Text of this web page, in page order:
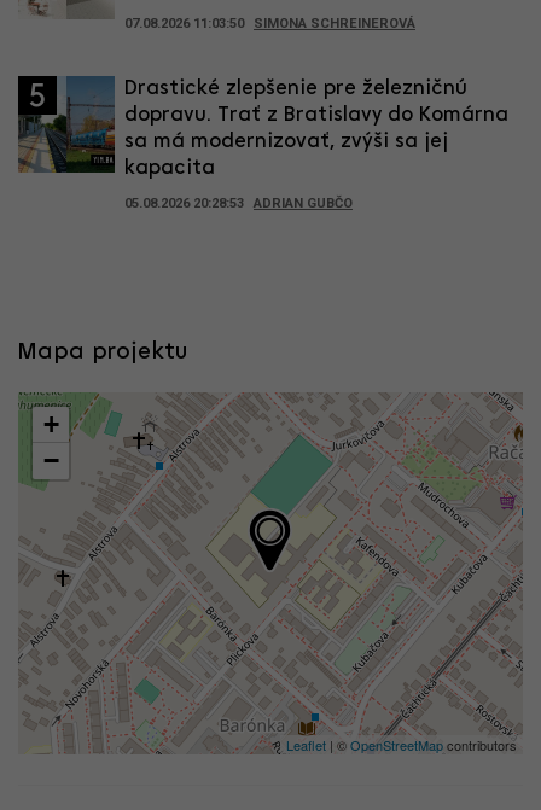
07.08.2026 11:03:50 SIMONA SCHREINEROVÁ
5
Drastické zlepšenie pre železničnú
dopravu. Trať z Bratislavy do Komárna
sa má modernizovať, zvýši sa jej
kapacita
05.08.2026 20:28:53 ADRIAN GUBČO
Mapa projektu
+
−
Leaflet | ©OpenStreetMapcontributors